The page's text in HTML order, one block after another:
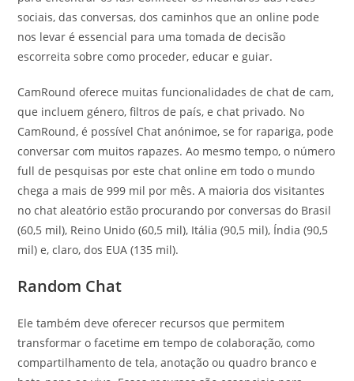
sociais, das conversas, dos caminhos que an online pode
nos levar é essencial para uma tomada de decisão
escorreita sobre como proceder, educar e guiar.
CamRound oferece muitas funcionalidades de chat de cam,
que incluem género, filtros de país, e chat privado. No
CamRound, é possível Chat anónimoe, se for rapariga, pode
conversar com muitos rapazes. Ao mesmo tempo, o número
full de pesquisas por este chat online em todo o mundo
chega a mais de 999 mil por mês. A maioria dos visitantes
no chat aleatório estão procurando por conversas do Brasil
(60,5 mil), Reino Unido (60,5 mil), Itália (90,5 mil), Índia (90,5
mil) e, claro, dos EUA (135 mil).
Random Chat
Ele também deve oferecer recursos que permitem
transformar o facetime em tempo de colaboração, como
compartilhamento de tela, anotação ou quadro branco e